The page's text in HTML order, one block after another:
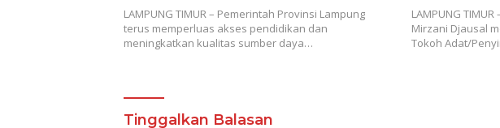
LAMPUNG TIMUR – Pemerintah Provinsi Lampung
terus memperluas akses pendidikan dan
meningkatkan kualitas sumber daya…
dan SDM
LAMPUNG
Mirzani Djausal
Tokoh Adat/
Tinggalkan Balasan